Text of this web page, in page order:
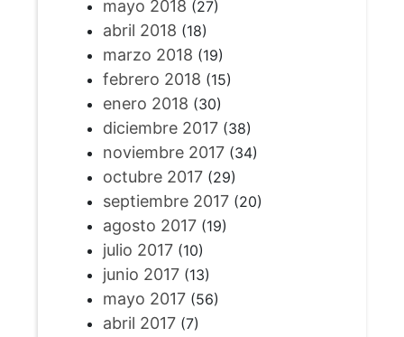
mayo 2018 (27)
abril 2018 (18)
marzo 2018 (19)
febrero 2018 (15)
enero 2018 (30)
diciembre 2017(38)
noviembre 2017(34)
octubre 2017(29)
septiembre 2017(20)
agosto 2017(19)
julio 2017(10)
junio 2017(13)
mayo 2017(56)
abril 2017(7)